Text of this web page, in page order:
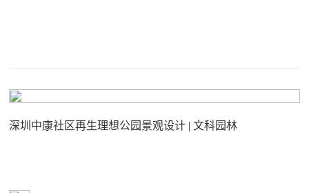
深圳中康社区再生理想公园景观设计 | 文科园林